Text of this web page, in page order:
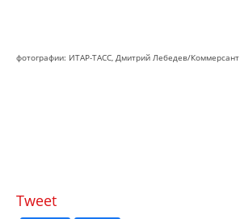
фотографии: ИТАР-ТАСС, Дмитрий Лебедев/Коммерсант
Tweet